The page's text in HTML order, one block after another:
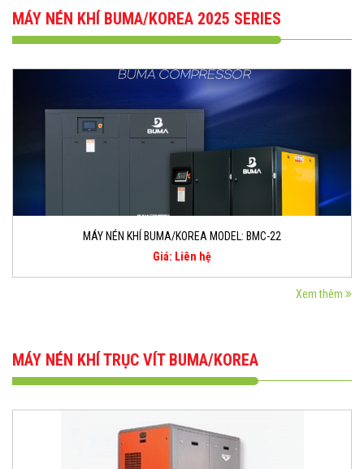
MÁY NÉN KHÍ BUMA/KOREA 2025 SERIES
MÁY NÉN KHÍ BUMA/KOREA MODEL: BMC-22
Giá: Liên hệ
Xem thêm
MÁY NÉN KHÍ TRỤC VÍT BUMA/KOREA